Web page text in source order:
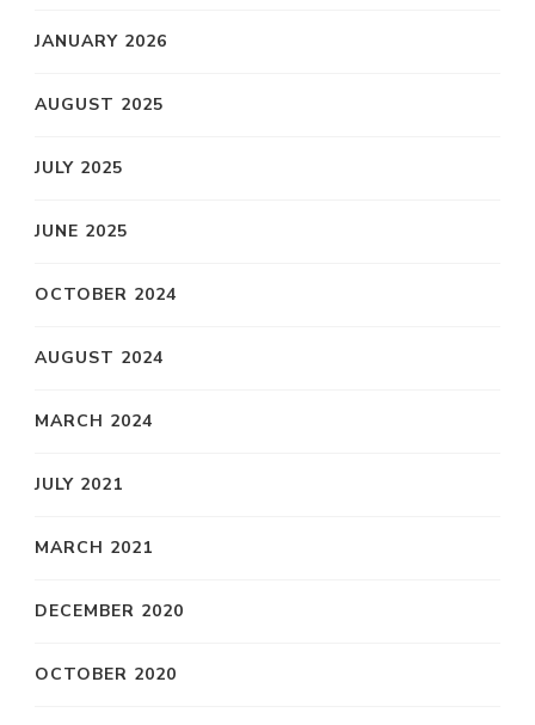
JANUARY 2026
AUGUST 2025
JULY 2025
JUNE 2025
OCTOBER 2024
AUGUST 2024
MARCH 2024
JULY 2021
MARCH 2021
DECEMBER 2020
OCTOBER 2020